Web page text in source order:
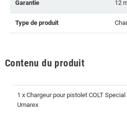
Garantie 12
Type de produit
Contenu du produit
1 x Chargeur pour pistolet COLT
Umarex